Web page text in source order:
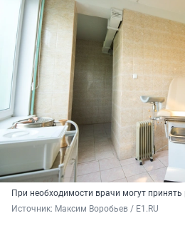
При необходимости врачи могут
Источник: Максим Воробьев / E1.RU